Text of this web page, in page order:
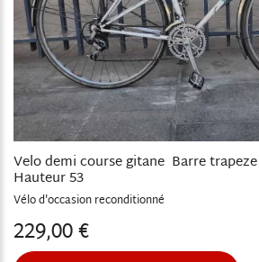
Velo demi course gitane Barre
Hauteur 53
Vélo reconditionné
229,00 €